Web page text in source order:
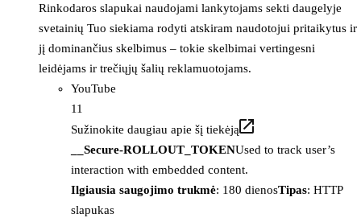
Rinkodaros slapukai naudojami lankytojams sekti daugelyje
svetainių Tuo siekiama rodyti atskiram naudotojui pritaikytus ir
jį dominančius skelbimus – tokie skelbimai vertingesni
leidėjams ir trečiųjų šalių reklamuotojams.
YouTube
11
Sužinokite daugiau apie šį tiekėją
__Secure-ROLLOUT_TOKENUsed to track user’s
interaction with embedded content.
Ilgiausia saugojimo trukmė: 180 dienosTipas: HTTP
slapukas